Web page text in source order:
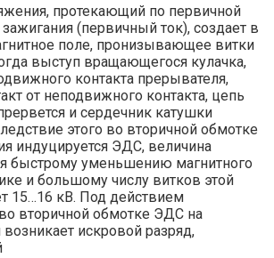
протекающий по первичной
(первичный ток), создает в
поле, пронизывающее витки
выступ вращающегося кулачка,
контакта прерывателя,
от неподвижного контакта, цепь
и сердечник катушки
этого во вторичной обмотке
индуцируется ЭДС, величина
быстрому уменьшению магнитного
и большому числу витков этой
15…16 кВ. Под действием
вторичной обмотке ЭДС на
возникает искровой разряд,